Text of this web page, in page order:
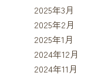
2025年3月
2025年2月
2025年1月
2024年12月
2024年11月